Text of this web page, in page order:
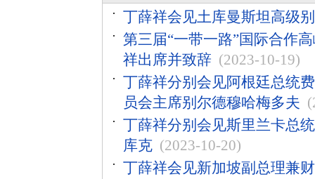
丁薛祥会见土库曼斯坦高级
第三届“一带一路”国际合作
祥出席并致辞 (2023-10-19)
丁薛祥分别会见阿根廷总统
员会主席别尔德穆哈梅多夫
丁薛祥分别会见斯里兰卡总
库克 (2023-10-20)
丁薛祥会见新加坡副总理兼